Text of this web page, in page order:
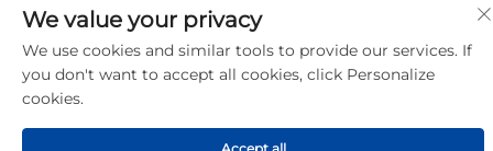
We value your privacy
We use cookies and similar tools to provide our services. If
you don't want to accept all cookies, click Personalize
cookies.